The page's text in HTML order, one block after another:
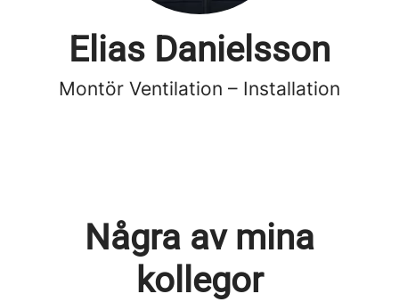
Elias Danielsson
Montör Ventilation – Installation
Några av mina
kollegor